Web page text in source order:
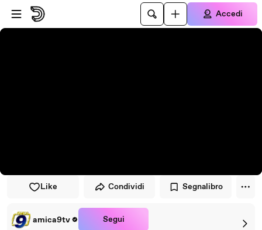
Vai al lettore
Passa al contenuto principale
Accedi
Like Condividi Segnalibro
amica9tv Segui